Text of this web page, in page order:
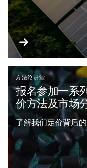
方法论讲堂
报名参加一系
价方法及市场
了解我们定价背后